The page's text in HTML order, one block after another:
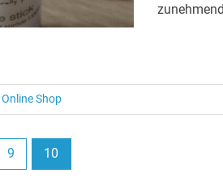
Online Shop
9 10